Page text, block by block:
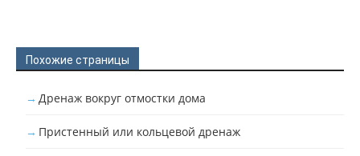
Похожие страницы
Дренаж вокруг отмостки дома
Пристенный или кольцевой дренаж